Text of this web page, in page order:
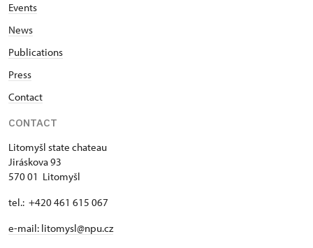
Events
News
Publications
Press
Contact
CONTACT
Litomyšl state chateau
Jiráskova 93
570 01 Litomyšl
tel.: +420 461 615 067
e-mail: litomysl@npu.cz